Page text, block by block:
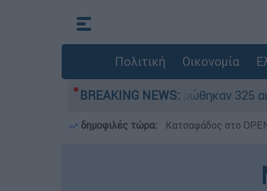
Πολιτική Οικονομία
BREAKING NEWS:
- Ολοκληρώθηκαν 325 αυτοψίες στις
δημοφιλές τώρα: Κατσαφάδος στο